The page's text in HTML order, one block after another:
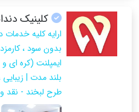
کلینیک
ارایه کلیه
بدون سود ،
ایمپلنت (کره
بلند مدت |
طرح لبخند - نقد